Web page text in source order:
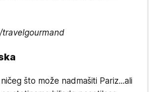
travelgourmand
što može nadmašiti Pariz...ali